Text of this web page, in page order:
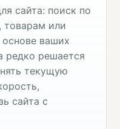
сайта: поиск по
товарам или
основе ваших
редко решается
текущую
сайта с